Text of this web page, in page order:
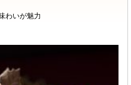
わいが魅力